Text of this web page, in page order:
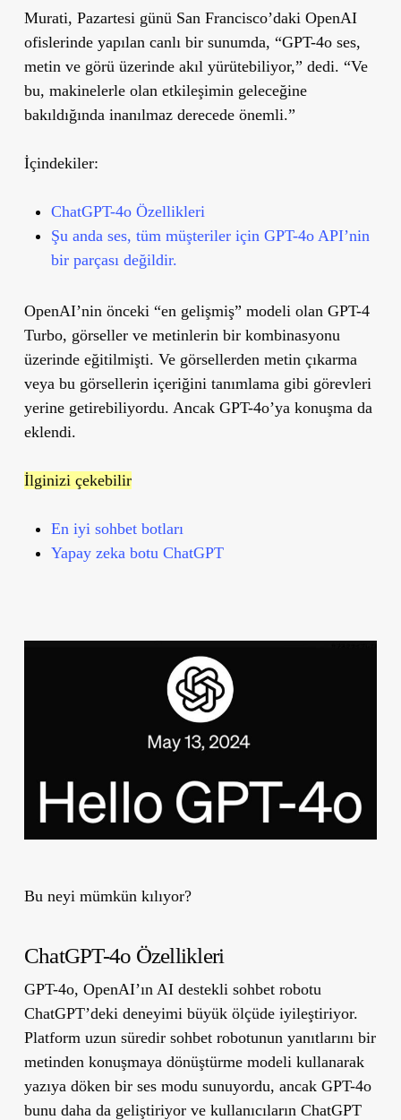
Murati, Pazartesi günü San Francisco’daki OpenAI
ofislerinde yapılan canlı bir sunumda, “GPT-4o ses,
metin ve görü üzerinde akıl yürütebiliyor,” dedi. “Ve
bu, makinelerle olan etkileşimin geleceğine
bakıldığında inanılmaz derecede önemli.”
İçindekiler:
ChatGPT-4o Özellikleri
Şu anda ses, tüm müşteriler için GPT-4o API’nin
bir parçası değildir.
OpenAI’nin önceki “en gelişmiş” modeli olan GPT-4
Turbo, görseller ve metinlerin bir kombinasyonu
üzerinde eğitilmişti. Ve görsellerden metin çıkarma
veya bu görsellerin içeriğini tanımlama gibi görevleri
yerine getirebiliyordu. Ancak GPT-4o’ya konuşma da
eklendi.
İlginizi çekebilir
En iyi sohbet botları
Yapay zeka botu ChatGPT
Bu neyi mümkün kılıyor?
ChatGPT-4o Özellikleri
GPT-4o, OpenAI’ın AI destekli sohbet robotu
ChatGPT’deki deneyimi büyük ölçüde iyileştiriyor.
Platform uzun süredir sohbet robotunun yanıtlarını bir
metinden konuşmaya dönüştürme modeli kullanarak
yazıya döken bir ses modu sunuyordu, ancak GPT-4o
bunu daha da geliştiriyor ve kullanıcıların ChatGPT